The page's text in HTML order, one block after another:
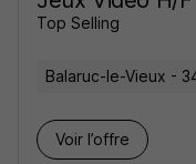
Top Selling
Balaruc-le-Vieux -
Voir l’offre